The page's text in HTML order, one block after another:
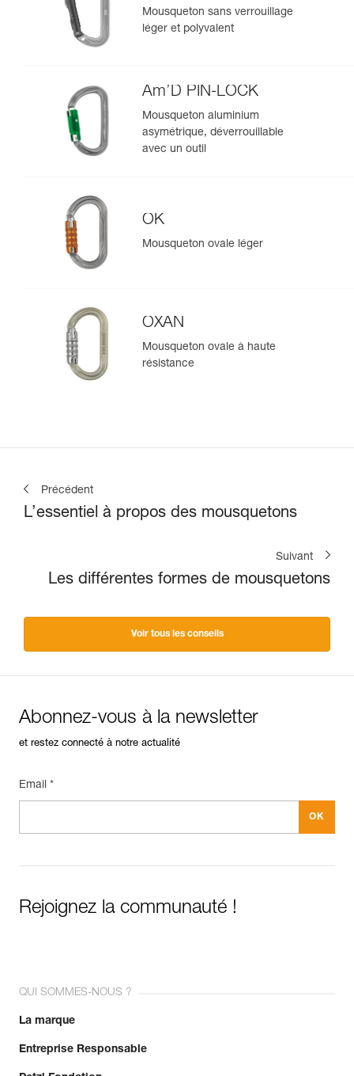
Mousqueton sans verrouillage
léger et polyvalent
Am’D PIN-LOCK
Mousqueton aluminium
asymétrique, déverrouillable
avec un outil
OK
Mousqueton ovale léger
OXAN
Mousqueton ovale à haute
résistance
Précédent
L’essentiel à propos des mousquetons
Suivant
Les différentes formes de mousquetons
Voir tous les conseils
Abonnez-vous à la newsletter
et restez connecté à notre actualité
Email *
Rejoignez la communauté !
QUI SOMMES-NOUS ?
La marque
Entreprise Responsable